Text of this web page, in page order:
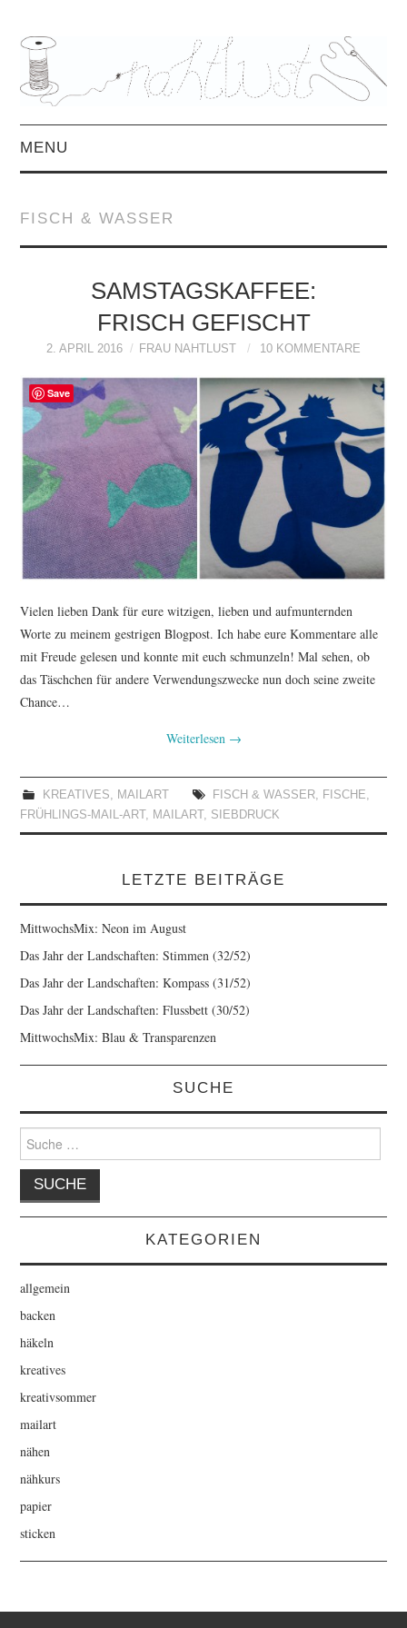
MENU
MITTWOCHSMIX &
INTERVIEWS
FREEBOOKS &
TUTORIALS
WORKSHOPS
PAPIERLIEBE AM
MONTAG
IMPRESSUM
DATENSCHUTZ
FISCH & WASSER
SAMSTAGSKAFFEE:
FRISCH GEFISCHT
2. APRIL 2016 FRAU NAHTLUST 10 KOMMENTARE
Vielen lieben Dank für eure witzigen, lieben und aufmunternden
Worte zu meinem gestrigen Blogpost. Ich habe eure Kommentare alle
mit Freude gelesen und konnte mit euch schmunzeln! Mal sehen, ob
das Täschchen für andere Verwendungszwecke nun doch seine zweite
Chance…
Weiterlesen →
KREATIVES MAILART FISCH & WASSER, FISCHE
FRÜHLINGS-MAIL-ART, MAILART, SIEBDRUCK
LETZTE BEITRÄGE
MittwochsMix: Neon im August
Das Jahr der Landschaften: Stimmen (32/52)
Das Jahr der Landschaften: Kompass (31/52)
Das Jahr der Landschaften: Flussbett (30/52)
MittwochsMix: Blau & Transparenzen
SUCHE
nach:
KATEGORIEN
allgemein
backen
häkeln
kreatives
kreativsommer
mailart
nähen
nähkurs
papier
sticken
Save